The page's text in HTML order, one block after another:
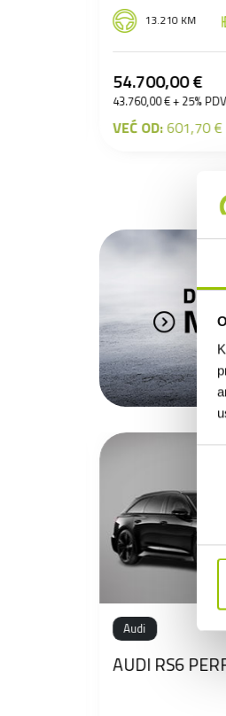
6.553 KM
30.900,00 €
24.720,00 € + 25%
VEĆ OD:339,90
Porsche
PORSCHE